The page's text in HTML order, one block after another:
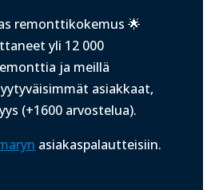
remonttikokemus 🌟
yli 12 000
ja meillä
asiakkaat,
(+1600 arvostelua).
asiakaspalautteisiin.